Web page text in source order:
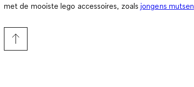
met de mooiste lego accessoires, zoalsjongens mutsen